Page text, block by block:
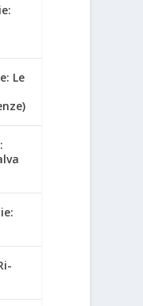
Le